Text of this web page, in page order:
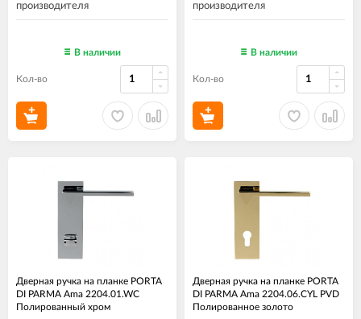
производителя
В наличии
Кол-во
производителя
В наличии
Кол-во
Дверная ручка на планке PORTA
DI PARMA Ama 2204.01.WC
Полированный хром
Дверная ручка на планке PORTA
DI PARMA Ama 2204.06.CYL PVD
Полированное золото